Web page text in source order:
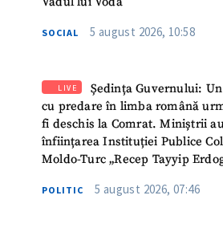
SOCIAL 5 august 2026, 10:58
LIVE
Ședința Guvernului:
cu predare în limba română
fi deschis la Comrat. Miniștrii
înființarea Instituției Publice
Moldo-Turc „Recep Tayyip
POLITIC 5 august 2026, 07:46